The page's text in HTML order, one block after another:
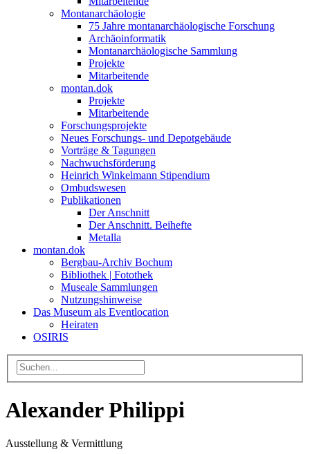
Montanarchäologie
75 Jahre montanarchäologische Forschung
Archäoinformatik
Montanarchäologische Sammlung
Projekte
Mitarbeitende
montan.dok
Projekte
Mitarbeitende
Forschungsprojekte
Neues Forschungs- und Depotgebäude
Vorträge & Tagungen
Nachwuchsförderung
Heinrich Winkelmann Stipendium
Ombudswesen
Publikationen
Der Anschnitt
Der Anschnitt. Beihefte
Metalla
montan.dok
Bergbau-Archiv Bochum
Bibliothek | Fotothek
Museale Sammlungen
Nutzungshinweise
Das Museum als Eventlocation
Heiraten
OSIRIS
Alexander Philippi
Ausstellung & Vermittlung